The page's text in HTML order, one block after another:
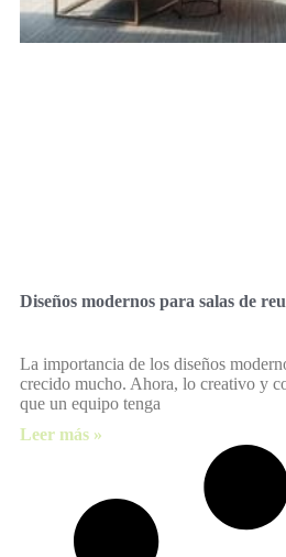
Diseños modernos para salas de
La importancia de los diseños
crecido mucho. Ahora, lo creativo y
que un equipo tenga
Leer más »